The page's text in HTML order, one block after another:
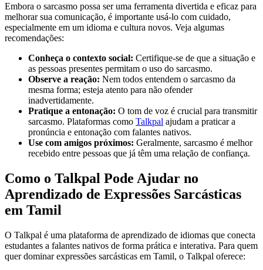
Embora o sarcasmo possa ser uma ferramenta divertida e eficaz para
melhorar sua comunicação, é importante usá-lo com cuidado,
especialmente em um idioma e cultura novos. Veja algumas
recomendações:
Conheça o contexto social: Certifique-se de que a situação e
as pessoas presentes permitam o uso do sarcasmo.
Observe a reação: Nem todos entendem o sarcasmo da
mesma forma; esteja atento para não ofender
inadvertidamente.
Pratique a entonação: O tom de voz é crucial para transmitir
sarcasmo. Plataformas como Talkpal ajudam a praticar a
pronúncia e entonação com falantes nativos.
Use com amigos próximos: Geralmente, sarcasmo é melhor
recebido entre pessoas que já têm uma relação de confiança.
Como o Talkpal Pode Ajudar no
Aprendizado de Expressões Sarcásticas
em Tamil
O Talkpal é uma plataforma de aprendizado de idiomas que conecta
estudantes a falantes nativos de forma prática e interativa. Para quem
quer dominar expressões sarcásticas em Tamil, o Talkpal oferece: